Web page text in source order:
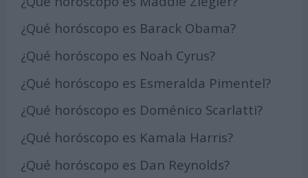
¿Qué horóscopo es Barack Obama?
¿Qué horóscopo es Noah Cyrus?
¿Qué horóscopo es Esmeralda Pimentel?
¿Qué horóscopo es Doménico Scarlatti?
¿Qué horóscopo es Kamala Harris?
¿Qué horóscopo es Dan Reynolds?